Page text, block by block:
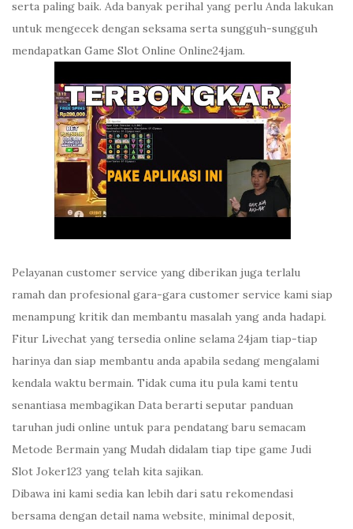
serta paling baik. Ada banyak perihal yang perlu Anda lakukan
untuk mengecek dengan seksama serta sungguh-sungguh
mendapatkan Game Slot Online Online24jam.
Pelayanan customer service yang diberikan juga terlalu
ramah dan profesional gara-gara customer service kami siap
menampung kritik dan membantu masalah yang anda hadapi.
Fitur Livechat yang tersedia online selama 24jam tiap-tiap
harinya dan siap membantu anda apabila sedang mengalami
kendala waktu bermain. Tidak cuma itu pula kami tentu
senantiasa membagikan Data berarti seputar panduan
taruhan judi online untuk para pendatang baru semacam
Metode Bermain yang Mudah didalam tiap tipe game Judi
Slot Joker123 yang telah kita sajikan.
Dibawa ini kami sedia kan lebih dari satu rekomendasi
bersama dengan detail nama website, minimal deposit,